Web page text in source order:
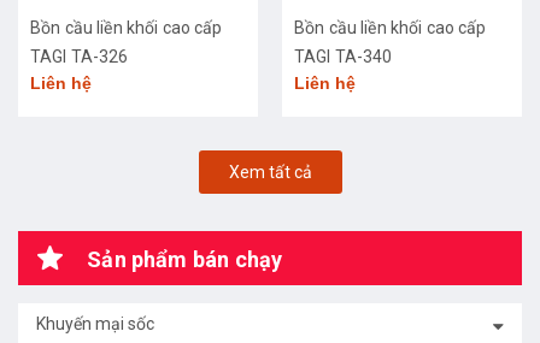
Bồn cầu liền khối cao cấp
TAGI TA-326
Liên hệ
Bồn cầu liền khối cao cấp
TAGI TA-340
Liên hệ
Xem tất cả
Sản phẩm bán chạy
Khuyến mại sốc